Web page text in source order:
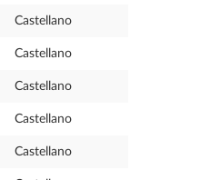
Castellano
Castellano
Castellano
Castellano
Castellano